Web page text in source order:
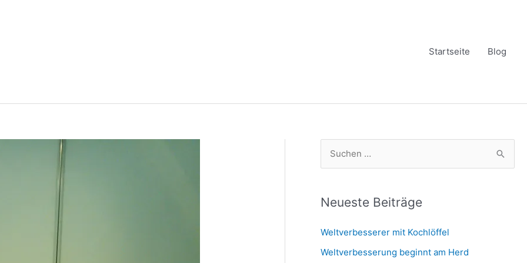
Startseite Blog
h
n
n
Neueste Beiträge
Weltverbesserer mit Kochlöffel
Weltverbesserung beginnt am Herd